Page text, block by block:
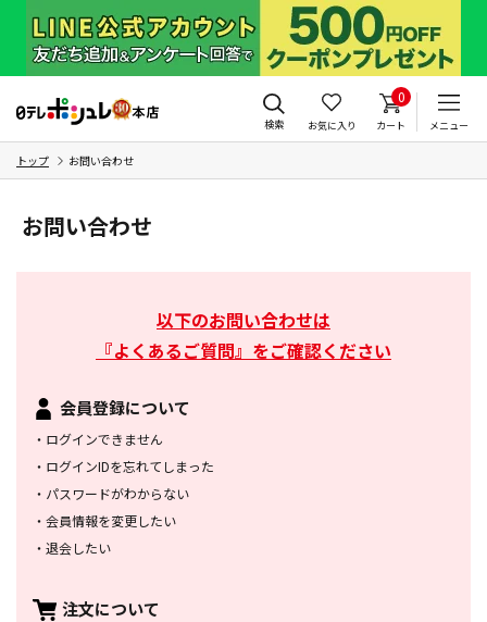
検索 お気に入り
0
カート メニュー
トップ お問い合わせ
お問い合わせ
以下のお問い合わせは
『よくあるご質問』をご確認ください
会員登録について
・ ログインできません
・ ログインIDを忘れてしまった
・ パスワードがわからない
・ 会員情報を変更したい
・ 退会したい
注文について